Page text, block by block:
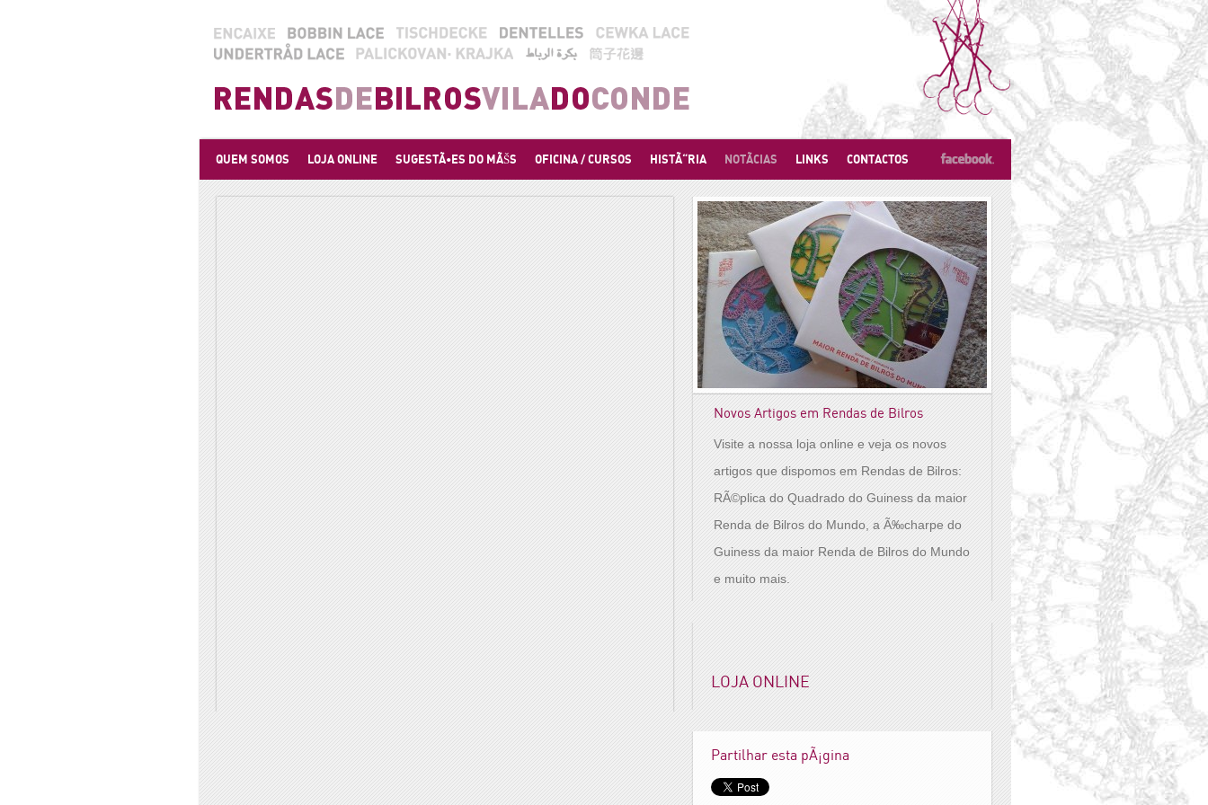
QUEM SOMOS LOJA ONLINE SUGESTÃ•ES DO MÃŠS OFICINA / CURSOS HISTÃ“RIA NOTÃCIAS LINKS CONTACTOS
Novos Artigos em Rendas de Bilros
Visite a nossa loja online e veja os novos
artigos que dispomos em Rendas de Bilros:
RÃ©plica do Quadrado do Guiness da maior
Renda de Bilros do Mundo, a Ã‰charpe do
Guiness da maior Renda de Bilros do Mundo
e muito mais.
LOJA ONLINE
Partilhar esta pÃ¡gina